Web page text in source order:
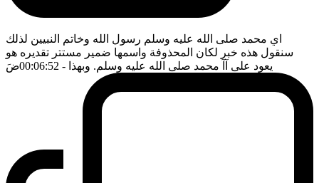
اي محمد صلى الله عليه وسلم رسول الله وخاتم النبيين لذلك
سنقول هذه خبر لكان المحذوفة واسمها ضمير مستتر تقديره هو
يعود على آآ محمد صلى الله عليه وسلم. وبهذا - 00:06:52 ضَ